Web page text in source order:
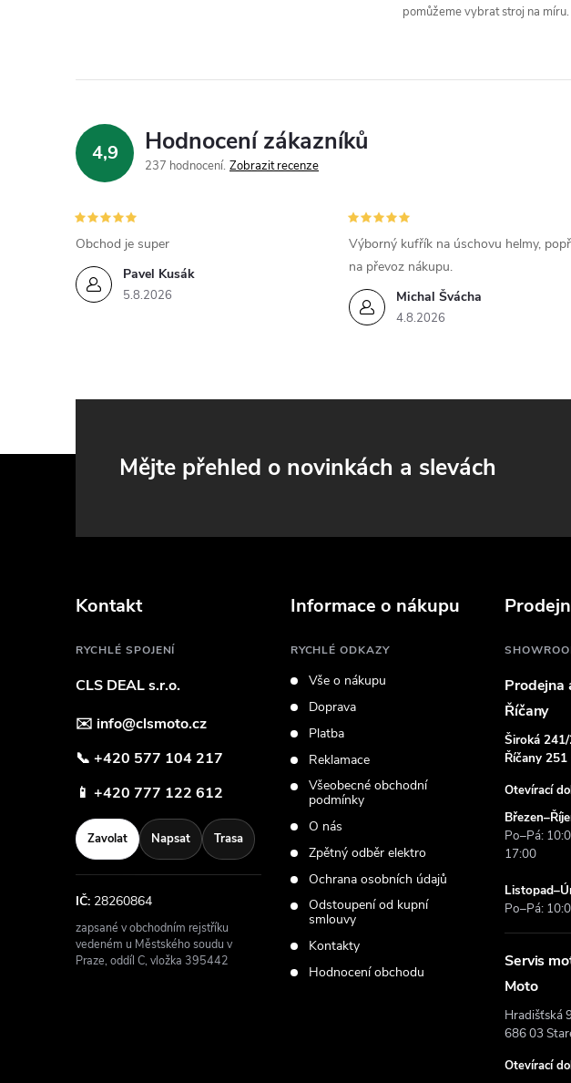
d
r
v
k
y
ý
i
u
pomůžeme vybrat stroj na míru.
4,9 Hodnocení zákazníků
237 hodnocení Zobrazit recenze
Pavel Kusák
5.8.2026
Obchod je super
Michal Švácha
4.8.2026
Výborný kufřík na úschovu helmy,
na převoz nákupu.
Mějte přehled o novinkách a slevách
Prodejna
Říčany
Široká
Říčany
Otevírací
Po–Pá:
17:00
Po–Pá:
Servis
Moto
Hradišťská
686 03
Otevírací
Kontakt
RYCHLÉ SPOJENÍ
CLS DEAL s.r.o.
✉️ info@clsmoto.cz
📞 +420 577 104 217
📱 +420 777 122 612
Zavolat Napsat Trasa
IČ: 28260864
zapsané v obchodním rejstříku
vedeném u Městského soudu v
Praze, oddíl C, vložka 395442
Informace o nákupu
RYCHLÉ ODKAZY
Vše o nákupu
Doprava
Platba
Reklamace
Všeobecné obchodní
podmínky
O nás
Zpětný odběr elektro
Ochrana osobních údajů
Odstoupení od kupní
smlouvy
Kontakty
Hodnocení obchodu